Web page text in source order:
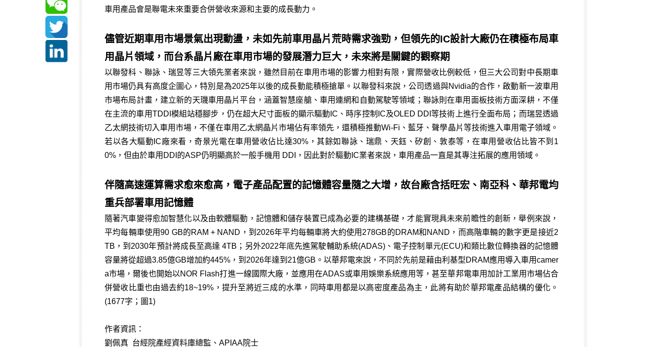
車用產品會是聯電未來重要合併營收來源和主要的成長動力。
儘管近期車用市場景氣出現動盪，未如先前車用晶片荒時需求強勁，但領先的IC設計大廠仍在積極布局車
用晶片領域，而台系晶片廠在車用市場的發展潛力巨大，未來將是關鍵的觀察期
以聯發科、聯詠、瑞昱等三大領先業者來說，雖然目前在車用市場的影響力相對有限，實際營收比例較低，但三大公司對中長期車
用市場仍具有高度企圖心，特別是為2025年以後的成長動能積極搶單。以聯發科來說，公司透過與Nvidia的合作，啟動新一波車用
市場布局計畫，建立新的天璣車用晶片平台，涵蓋智慧座艙、車用連網和自動駕駛等領域；聯詠則在車用面板技術方面深耕，不僅
在主流的車用TDDI模組站穩腳步，仍在超大尺寸面板的顯示驅動IC、時序控制IC及OLED DDI等技術上進行全面布局；而瑞昱透過
乙太網技術切入車用市場，不僅在車用乙太網晶片市場佔有率領先，還積極推動Wi-Fi、藍牙、聲學晶片等技術進入車用電子領域。
若以各大驅動IC廠來看，奇景光電在車用營收佔比達30%，其餘如聯詠、瑞鼎、天鈺、矽創、敦泰等，在車用營收佔比皆不到1
0%，但由於車用DDI的ASP仍明顯高於一般手機用 DDI，因此對於驅動IC業者來說，車用產品一直是其專注拓展的應用領域。
伴隨高速運算需求愈來愈高，電子產品配置的記憶體容量隨之大增，故台廠含括旺宏、南亞科、華邦電均
重兵部署車用記憶體
隨著汽車變得愈加智慧化以及由軟體驅動，記憶體和儲存裝置已成為必要的建構基礎，才能實現具未來前瞻性的創新，舉例來說，
平均每輛車使用90 GB的RAM + NAND，到2026年平均每輛車將大約使用278GB的DRAM和NAND，而高階車輛的數字更是接近2
TB，到2030年預計將成長至高達 4TB；另外2022年底先進駕駛輔助系統(ADAS)、電子控制單元(ECU)和類比數位轉換器的記憶體
容量將從超過3.85億GB增加約445%，到2026年達到21億GB。以華邦電來說，不同於先前是藉由利基型DRAM應用導入車用camer
a市場，爾後也開始以NOR Flash打進一線國際大廠，並應用在ADAS或車用娛樂系統應用等，甚至華邦電車用加計工業用市場佔合
併營收比重也由過去約18~19%，提升至將近三成的水準，同時車用都是以高密度產品為主，此將有助於華邦電產品結構的優化。
(1677字；圖1)
作者資訊：
劉佩真 台經院產經資料庫總監、APIAA院士